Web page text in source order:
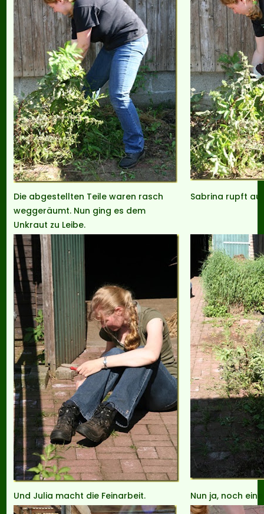
Die abgestellten Teile waren rasch
weggeräumt. Nun ging es dem
Unkraut zu Leibe.
Sabrina rupft
Und Julia macht die Feinarbeit. Nun ja, noch